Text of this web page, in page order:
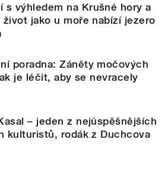
s výhledem na Krušné hory a
život jako u moře nabízí jezero
poradna: Záněty močových
je léčit, aby se nevracely
– jeden z nejúspěšnějších
kulturistů, rodák z Duchcova